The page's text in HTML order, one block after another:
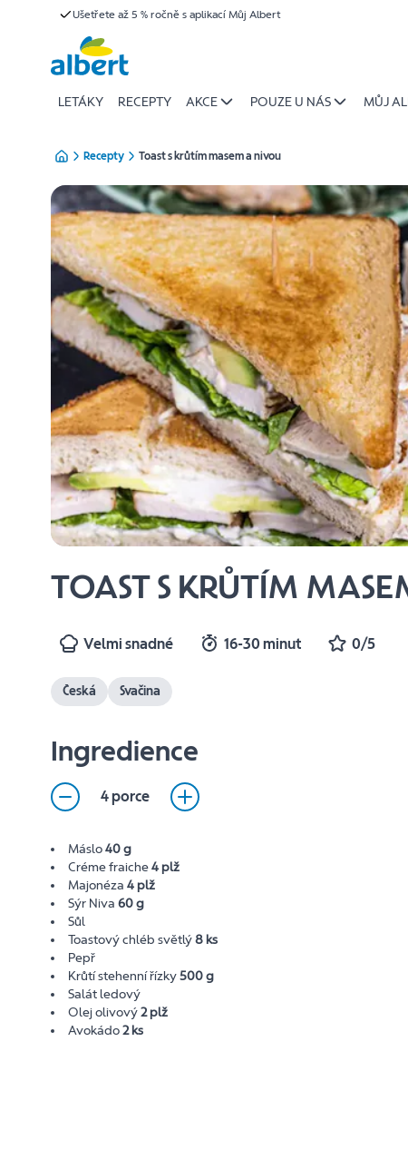
Ušetřete až 5 % ročně s aplikací Můj Albert
LETÁKY RECEPTY AKCE POUZE U NÁS MŮJ
Recepty Toast s krůtím masem a nivou
TOAST S KRŮTÍM
Velmi snadné 16-30 minut 0/5
Česká Svačina
Ingredience
4 porce
Máslo40 g
Créme fraiche4 plž
Majonéza4 plž
Sýr Niva60 g
Sůl
Toastový chléb světlý8 ks
Pepř
Krůtí stehenní řízky500 g
Salát ledový
Olej olivový2 plž
Avokádo2 ks